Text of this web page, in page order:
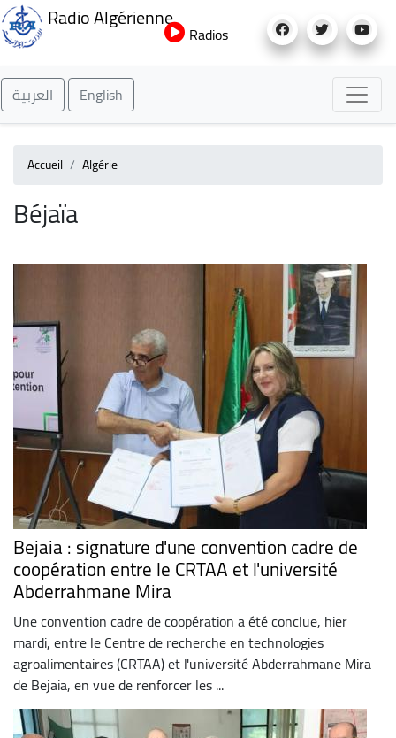
au
Radio Algérienne
Radios
العربية English
Accueil Algérie
Béjaïa
Bejaia : signature d'une convention cadre de
coopération entre le CRTAA et l'université
Abderrahmane Mira
Une convention cadre de coopération a été conclue, hier
mardi, entre le Centre de recherche en technologies
agroalimentaires (CRTAA) et l'université Abderrahmane Mira
de Bejaia, en vue de renforcer les ...